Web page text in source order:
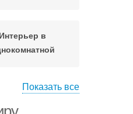
Интерьер в
Показать все